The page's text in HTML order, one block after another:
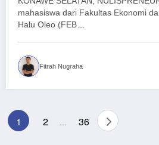
mahasiswa dari Fakultas Ekonomi
Halu Oleo (FEB…
Fitrah Nugraha
Paginasi
1 2 … 36